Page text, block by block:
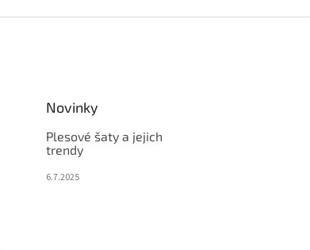
Novinky
Plesové šaty a jejich
trendy
6.7.2025